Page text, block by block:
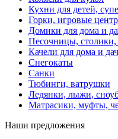
Кухни для детей,
Горки, игровые
Домики для дома и
Песочницы,
Качели для дома и
Снегокаты
Санки
Тюбинги, ватрушки
Ледянки, лыжи,
Матрасики, муфты,
Наши предложения